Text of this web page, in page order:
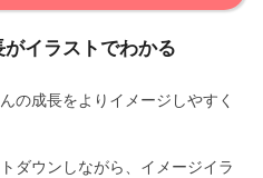
イラストでわかる
の成長をよりイメージしやすく
ダウンしながら、イメージイラ